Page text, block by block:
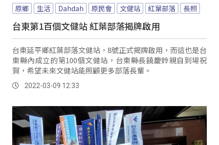
原鄉 生活 Dahdah 原民會 文健站 紅葉部落 長照
台東第1百個文健站 紅葉部落揭牌啟用
台東延平鄉紅葉部落文健站，8號正式揭牌啟用，而這也是台
東縣內成立的第100個文健站，台東縣長饒慶鈴親自到場祝
賀，希望未來文健站能照顧更多部落長輩。
2022-03-09 12:33